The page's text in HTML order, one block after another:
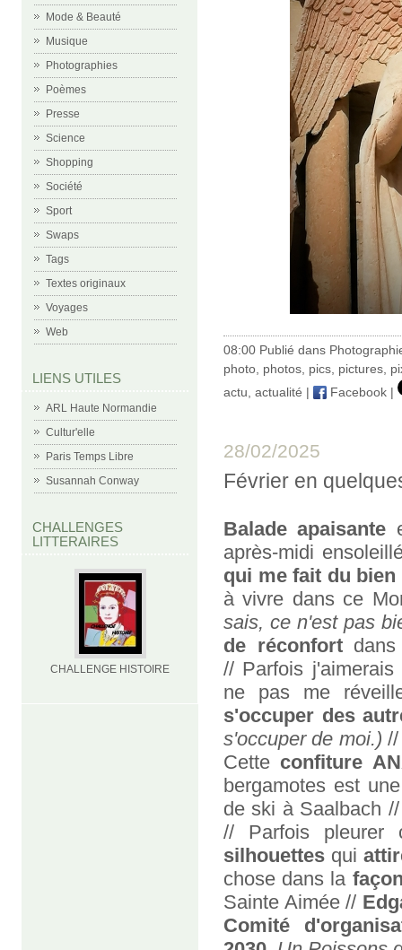
Mode & Beauté
Musique
Photographies
Poèmes
Presse
Science
Shopping
Société
Sport
Swaps
Tags
Textes originaux
Voyages
Web
LIENS UTILES
ARL Haute Normandie
Cultur'elle
Paris Temps Libre
Susannah Conway
CHALLENGES
LITTERAIRES
CHALLENGE HISTOIRE
08:00 Publié dans
photo photos pics pictures
actu actualité | Facebook |
28/02/2025
Février en
Balade apaisante
après-midi
qui me fait du bien
à vivre dans ce
sais, ce n'est pas
de réconfortdans
// Parfois
ne pas me
s'occuper des
s'occuper de moi.)
Cette confiture
bergamotes est
de ski à Saalbach
// Parfois
silhouettes qui
chose dans la
Sainte Aimée //
Comité